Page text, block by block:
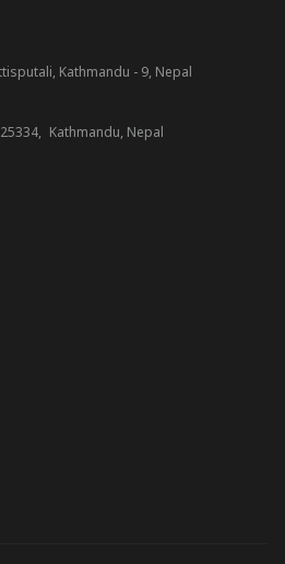
Kathmandu - 9, Nepal
Kathmandu, Nepal